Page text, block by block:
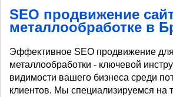
SEO продвижение
металлообработке в
Эффективное SEO продвижение
металлообработки - ключевой
видимости вашего бизнеса среди
клиентов. Мы специализируемся на